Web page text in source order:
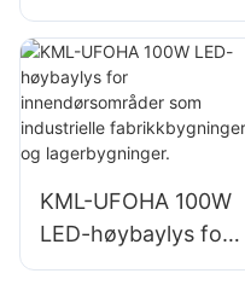
innendørsområder
som
reparasjonsverkste
der og
lagerbygninger.
KML-UFOHA 100W
LED-høybaylys for
innendørsområder